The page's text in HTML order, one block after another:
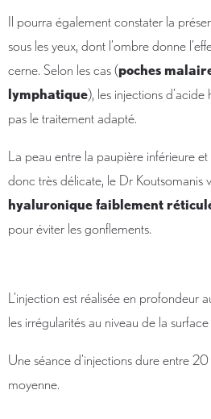
Il pourra également constater la
sous les yeux, dont l’ombre donne
cerne. Selon les cas (poches
lymphatique), les injections
pas le traitement adapté.
La peau entre la paupière inférieure
donc très délicate, le Dr Koutsomanis
hyaluronique faiblement
pour éviter les gonflements.
L’injection est réalisée en profondeur
les irrégularités au niveau de la
Une séance d’injections dure entre
moyenne.